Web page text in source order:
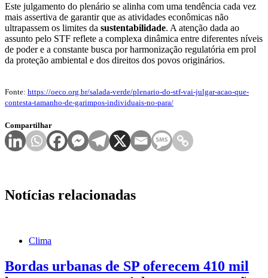
Este julgamento do plenário se alinha com uma tendência cada vez
mais assertiva de garantir que as atividades econômicas não
ultrapassem os limites da sustentabilidade. A atenção dada ao
assunto pelo STF reflete a complexa dinâmica entre diferentes níveis
de poder e a constante busca por harmonização regulatória em prol
da proteção ambiental e dos direitos dos povos originários.
Fonte: https://oeco.org.br/salada-verde/plenario-do-stf-vai-julgar-acao-que-
contesta-tamanho-de-garimpos-individuais-no-para/
Compartilhar
Notícias relacionadas
Clima
Bordas urbanas de SP oferecem 410 mil